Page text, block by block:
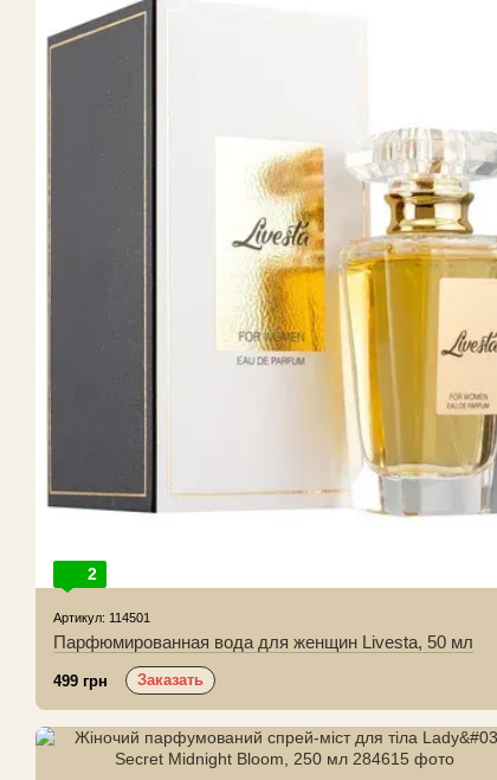
2
Артикул: 114501
Парфюмированная вода для женщин Livesta, 50 мл
499 грн Заказать